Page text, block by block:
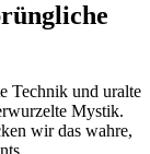
Technik und uralte
Mystik.
wir das wahre,